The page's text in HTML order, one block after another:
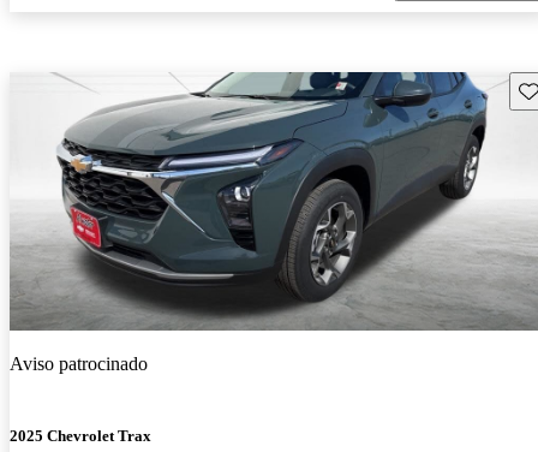
Aviso patrocinado
2025 Chevrolet Trax